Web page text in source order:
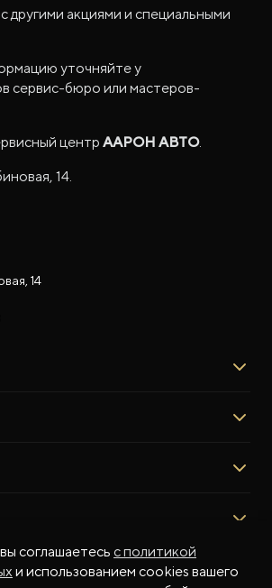
другими акциями и специальными
уточняйте у
сервис-бюро или мастеров-
центр ААРОН АВТО.
14.
14
соглашаетесь с политикой
и использованием cookies вашего